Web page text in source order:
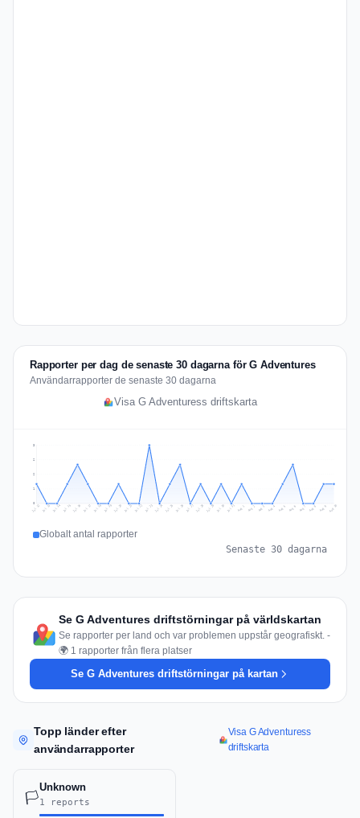
Rapporter per dag de senaste 30 dagarna för G Adventures
Användarrapporter de senaste 30 dagarna
Visa G Adventuress driftskarta
1
2
2
3
Jul 12 Jul 13 Jul 14 Jul 15 Jul 16 Jul 17 Jul 18 Jul 19 Jul 20 Jul 21 Jul 22 Jul 23 Jul 24 Jul 25 Jul 26 Jul 27 Jul 28 Jul 29 Jul 30 Jul 31 Aug 1 Aug 2 Aug 3 Aug 4 Aug 5 Aug 6 Aug 7 Aug 8 Aug 9 Aug 10
Globalt antal rapporter
Senaste 30 dagarna
Se G Adventures driftstörningar på världskartan
Se rapporter per land och var problemen uppstår geografiskt. -
🌍 1 rapporter från flera platser
Se G Adventures driftstörningar på kartan
Topp länder efter
användarrapporter
Visa G Adventuress
driftskarta
🏳️
Unknown
1 reports